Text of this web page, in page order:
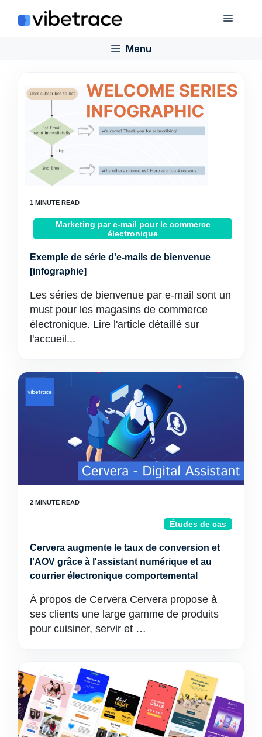
Menu
Menu
Marketing par e-mail pour le commerce
électronique
Exemple de série d'e-mails de bienvenue
[infographie]
Les séries de bienvenue par e-mail sont un
must pour les magasins de commerce
électronique. Lire l'article détaillé sur
l'accueil...
Études de cas
Cervera augmente le taux de conversion et
l'AOV grâce à l'assistant numérique et au
courrier électronique comportemental
À propos de Cervera Cervera propose à
ses clients une large gamme de produits
pour cuisiner, servir et …